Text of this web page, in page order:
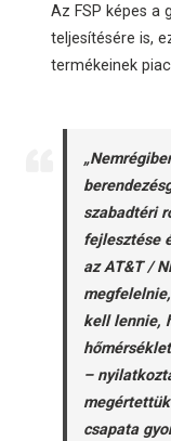
Az FSP képes a
teljesítésére is,
termékeinek
szabadtéri
fejlesztése
az AT&T /
kell lennie,
–
csapata